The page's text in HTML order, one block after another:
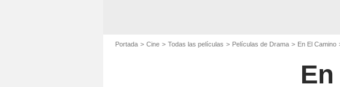
Portada Cine Todas las películas Películas de Drama En El Camino